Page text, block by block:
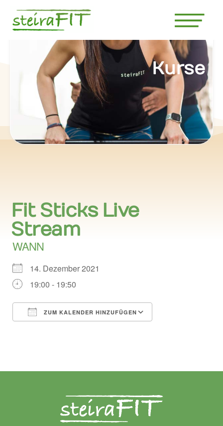
Kurse
Fit Sticks Live
Stream
WANN
14. Dezember 2021
19:00 - 19:50
ZUM KALENDER HINZUFÜGEN